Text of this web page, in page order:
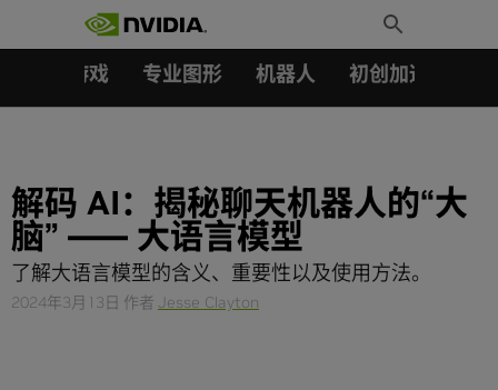
Toggle
Search
游戏 专业图形 机器人 初创加速会员成
解码 AI：揭秘聊天机器人的“大
脑” —— 大语言模型
了解大语言模型的含义、重要性以及使用方法。
2024年3月13日 作者 Jesse Clayton